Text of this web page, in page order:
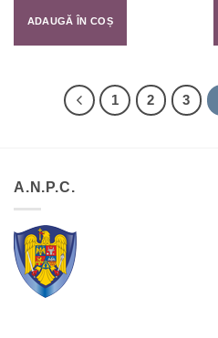
ADAUGĂ ÎN COȘ
1 2 3
A.N.P.C.